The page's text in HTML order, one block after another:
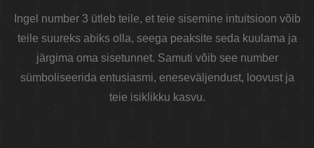
Ingel number 3 ütleb teile, et teie sisemine intuitsioon võib
teile suureks abiks olla, seega peaksite seda kuulama ja
järgima oma sisetunnet. Samuti võib see number
sümboliseerida entusiasmi, eneseväljendust, loovust ja
teie isiklikku kasvu.